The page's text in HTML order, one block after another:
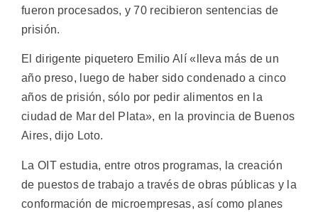
fueron procesados, y 70 recibieron sentencias de
prisión.
El dirigente piquetero Emilio Alí «lleva más de un
año preso, luego de haber sido condenado a cinco
años de prisión, sólo por pedir alimentos en la
ciudad de Mar del Plata», en la provincia de Buenos
Aires, dijo Loto.
La OIT estudia, entre otros programas, la creación
de puestos de trabajo a través de obras públicas y la
conformación de microempresas, así como planes